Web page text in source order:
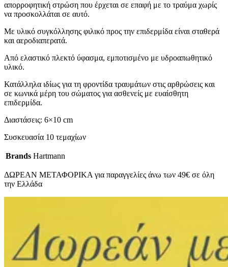
απορροφητική στρώση που έρχεται σε επαφή με το τραύμα χωρίς
να προσκολλάται σε αυτό.
Με υλικό συγκόλλησης φιλικό προς την επιδερμίδα είναι σταθερά
και αεροδιαπερατά.
Από ελαστικό πλεκτό ύφασμα, εμποτισμένο με υδροαπωθητικό
υλικό.
Κατάλληλα ιδίως για τη φροντίδα τραυμάτων στις αρθρώσεις και
σε κωνικά μέρη του σώματος για ασθενείς με ευαίσθητη
επιδερμίδα.
Διαστάσεις: 6×10 cm
Συσκευασία 10 τεμαχίων
Brands Hartmann
ΔΩΡΕΑΝ ΜΕΤΑΦΟΡΙΚΑ για παραγγελίες άνω των 49€ σε όλη
την Ελλάδα